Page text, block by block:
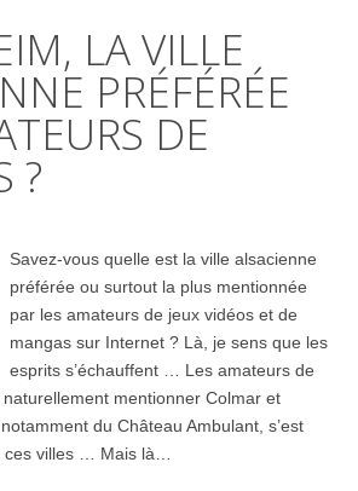
LA VILLE
PRÉFÉRÉE
DE
?
Savez-vous quelle est la ville alsacienne
préférée ou surtout la plus mentionnée
par les amateurs de jeux vidéos et de
mangas sur Internet ? Là, je sens que les
esprits s’échauffent … Les amateurs de
mentionner Colmar et
du Château Ambulant, s’est
ces villes … Mais là…